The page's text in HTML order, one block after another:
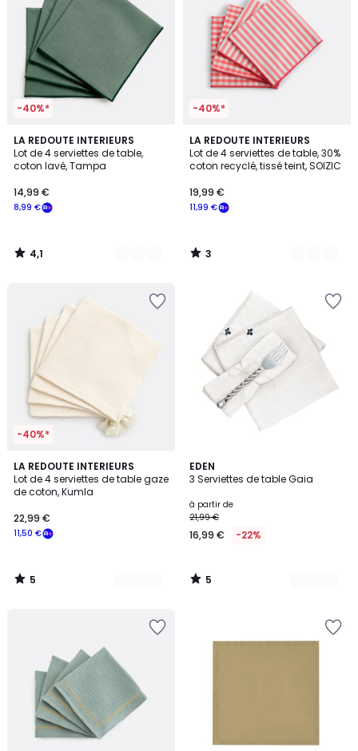
-40%*
LA REDOUTE INTERIEURS
Lot de 4 serviettes de table,
coton lavé, Tampa
8,99 €
14,99 €
4,1
/ 5
5
Couleurs
4,1
/
-40%*
LA REDOUTE INTERIEURS
Lot de 4 serviettes de table, 30%
coton recyclé, tissé teint, SOIZIC
11,99 €
19,99 €
3
/
5
4
Couleurs
3
/
-40%*
LA REDOUTE INTERIEURS
Lot de 4 serviettes de table gaze
de coton, Kumla
11,50 €
22,99 €
5
/
5
5
Couleurs
5
/
EDEN
3 Serviettes de table Gaia
à partir de
21,99 €
16,99 € -22%
5
/
18
Couleurs
5
/